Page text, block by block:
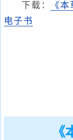
下载： 《
电子书